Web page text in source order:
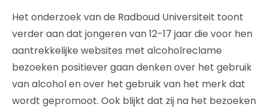
Het onderzoek van de Radboud Universiteit toont
verder aan dat jongeren van 12-17 jaar die voor hen
aantrekkelijke websites met alcoholreclame
bezoeken positiever gaan denken over het gebruik
van alcohol en over het gebruik van het merk dat
wordt gepromoot. Ook blijkt dat zij na het bezoeken